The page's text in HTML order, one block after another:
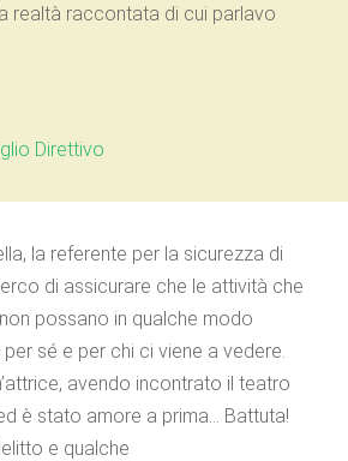
realtà raccontata di cui parlavo
Direttivo
la referente per la sicurezza di
di assicurare che le attività che
possano in qualche modo
sé e per chi ci viene a vedere.
avendo incontrato il teatro
è stato amore a prima… Battuta!
e qualche